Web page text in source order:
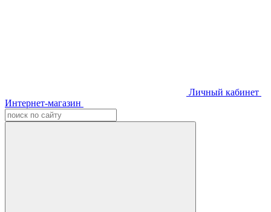
Личный кабинет
Интернет-магазин